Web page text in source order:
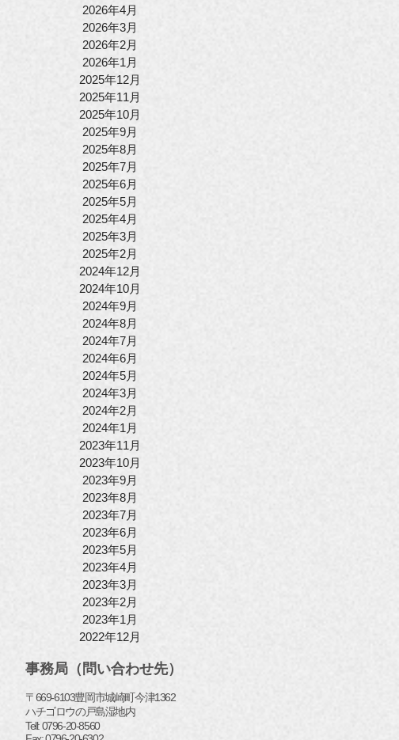
2026年4月
2026年3月
2026年2月
2026年1月
2025年12月
2025年11月
2025年10月
2025年9月
2025年8月
2025年7月
2025年6月
2025年5月
2025年4月
2025年3月
2025年2月
2024年12月
2024年10月
2024年9月
2024年8月
2024年7月
2024年6月
2024年5月
2024年3月
2024年2月
2024年1月
2023年11月
2023年10月
2023年9月
2023年8月
2023年7月
2023年6月
2023年5月
2023年4月
2023年3月
2023年2月
2023年1月
2022年12月
事務局（問い合わせ先）
〒669-6103豊岡市城崎町今津1362
ハチゴロウの戸島湿地内
​Tell: 0796-20-8560